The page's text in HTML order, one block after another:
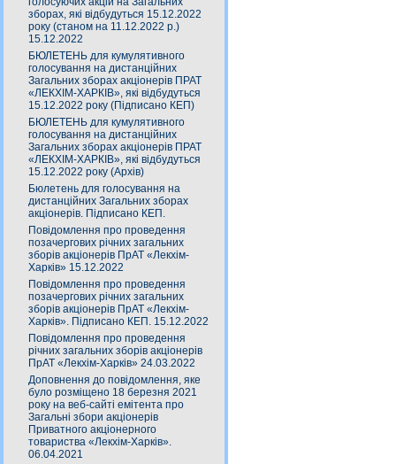
зборах, які відбудуться 15.12.2022
року (станом на 11.12.2022 р.)
15.12.2022
БЮЛЕТЕНЬ для кумулятивного
голосування на дистанційних
Загальних зборах акціонерів ПРАТ
«ЛЕКХІМ-ХАРКІВ», які відбудуться
15.12.2022 року (Підписано КЕП)
БЮЛЕТЕНЬ для кумулятивного
голосування на дистанційних
Загальних зборах акціонерів ПРАТ
«ЛЕКХІМ-ХАРКІВ», які відбудуться
15.12.2022 року (Архів)
Бюлетень для голосування на
дистанційних Загальних зборах
акціонерів. Підписано КЕП.
Повідомлення про проведення
позачергових річних загальних
зборів акціонерів ПрАТ «Лекхім-
Харків» 15.12.2022
Повідомлення про проведення
позачергових річних загальних
зборів акціонерів ПрАТ «Лекхім-
Харків». Підписано КЕП. 15.12.2022
Повідомлення про проведення
річних загальних зборів акціонерів
ПрАТ «Лекхім-Харків» 24.03.2022
Доповнення до повідомлення, яке
було розміщено 18 березня 2021
року на веб-сайті емітента про
Загальні збори акціонерів
Приватного акціонерного
товариства «Лекхім-Харків».
06.04.2021